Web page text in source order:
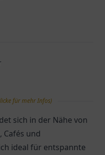
für mehr Infos)
sich in der Nähe von
Cafés und
ideal für entspannte